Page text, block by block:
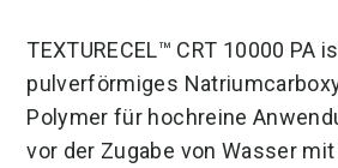
TEXTURECEL™ CRT 10000 PA
pulverförmiges
Polymer für hochreine
vor der Zugabe von Wasser